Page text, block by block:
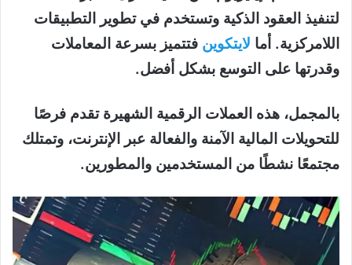
لتنفيذ العقود الذكية وتستخدم في تطوير التطبيقات
اللامركزية. أما لايتكوين فتتميز بسرعة المعاملات
وقدرتها على التوسع بشكل أفضل.
بالمجمل، هذه العملات الرقمية الشهيرة تقدم فرصًا
للتحويلات المالية الآمنة والفعالة عبر الإنترنت، وتمتلك
مجتمعًا نشطًا من المستخدمين والمطورين.